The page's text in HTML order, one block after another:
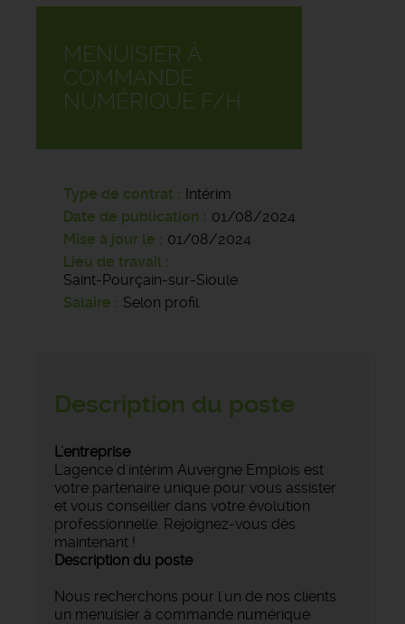
MENUISIER À
COMMANDE
NUMÉRIQUE F/H
Type de contrat
Intérim
Date de publication
01/08/2024
Mise à jour le
01/08/2024
Lieu de travail
Saint-Pourçain-sur-Sioule
Salaire
Selon profil
Description du poste
L'entreprise
L'agence d'intérim Auvergne Emplois est
votre partenaire unique pour vous assister
et vous conseiller dans votre évolution
professionnelle. Rejoignez-vous dès
maintenant !
Description du poste
Nous recherchons pour l'un de nos clients
un menuisier à commande numérique